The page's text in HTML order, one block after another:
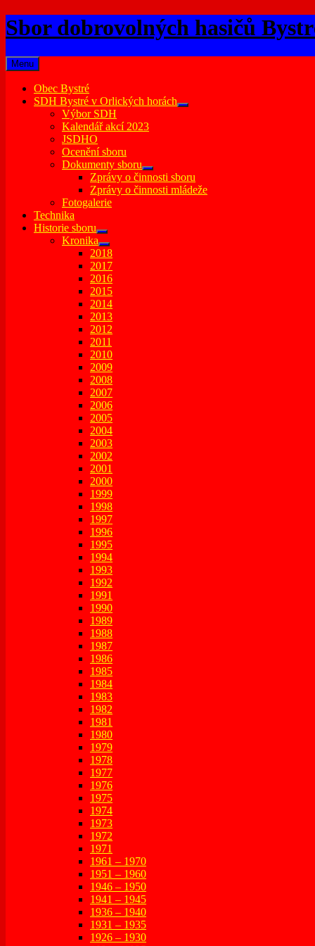
Skip
to
Sbor dobrovolných hasičů
Menu
Obec Bystré
SDH Bystré v Orlických horách
expand
Výbor SDH
Kalendář akcí 2023
JSDHO
Ocenění sboru
Dokumenty sboru
expand
child
menu
Zprávy o činnosti sboru
Zprávy o činnosti mládeže
Fotogalerie
Technika
Historie sboru
expand
child
menu
Kronika
expand
child
menu
2018
2017
2016
2015
2014
2013
2012
2011
2010
2009
2008
2007
2006
2005
2004
2003
2002
2001
2000
1999
1998
1997
1996
1995
1994
1993
1992
1991
1990
1989
1988
1987
1986
1985
1984
1983
1982
1981
1980
1979
1978
1977
1976
1975
1974
1973
1972
1971
1961 – 1970
1951 – 1960
1946 – 1950
1941 – 1945
1936 – 1940
1931 – 1935
1926 – 1930